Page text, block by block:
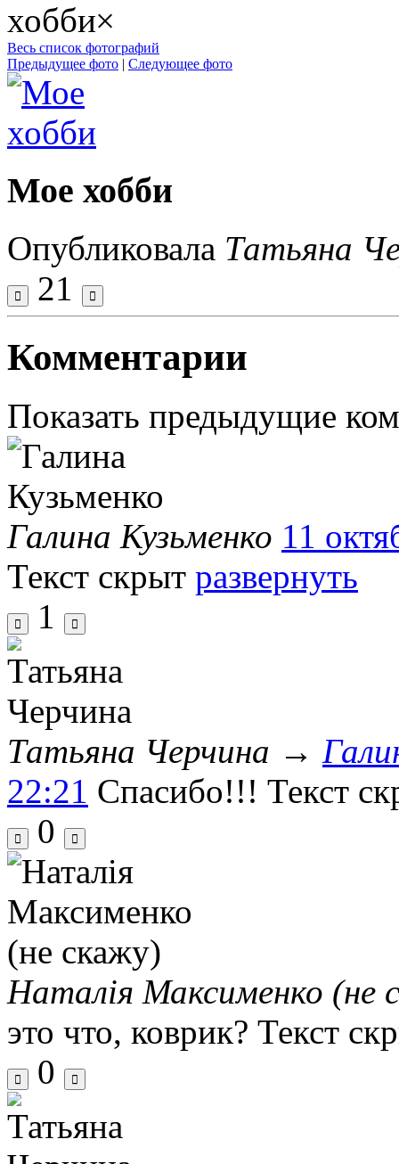
×
Весь список фотографий
Предыдущее фото | Следующее фото
Мое хобби
Опубликовала Татьяна
21
Комментарии
Показать предыдущие
Галина Кузьменко 11
Текст скрыт развернуть
1
Татьяна Черчина →
22:21 Спасибо!!! Текст
0
Наталія Максименко (не
это что, коврик? Текст
0